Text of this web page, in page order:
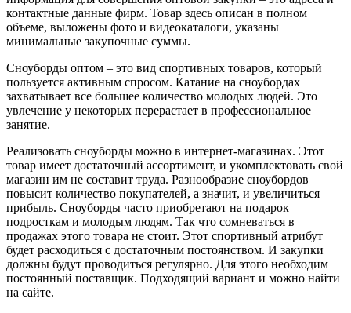
контактные данные фирм. Товар здесь описан в полном
объеме, выложены фото и видеокаталоги, указаны
минимальные закупочные суммы.
Сноуборды оптом – это вид спортивных товаров, который
пользуется активным спросом. Катание на сноубордах
захватывает все большее количество молодых людей. Это
увлечение у некоторых перерастает в профессиональное
занятие.
Реализовать сноуборды можно в интернет-магазинах. Этот
товар имеет достаточный ассортимент, и укомплектовать свой
магазин им не составит труда. Разнообразие сноубордов
повысит количество покупателей, а значит, и увеличиться
прибыль. Сноуборды часто приобретают на подарок
подросткам и молодым людям. Так что сомневаться в
продажах этого товара не стоит. Этот спортивный атрибут
будет расходиться с достаточным постоянством. И закупки
должны будут проводиться регулярно. Для этого необходим
постоянный поставщик. Подходящий вариант и можно найти
на сайте.